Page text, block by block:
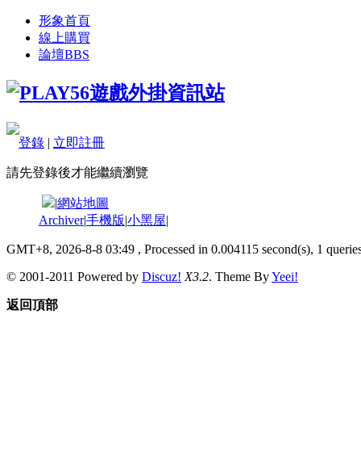
形象首頁
線上購買
論壇BBS
登錄 | 立即註冊
請先登錄後才能繼續瀏覽
|網站地圖
Archiver|手機版|小黑屋|
GMT+8, 2026-8-8 03:49 , Processed in 0.004115 second(s), 1
© 2001-2011 Powered by Discuz! X3.2. Theme ByYeei!
返回頂部